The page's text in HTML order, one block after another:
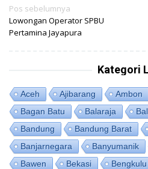
Navigasi
pos
Pos sebelumnya
Lowongan Operator SPBU
Pertamina Jayapura
Kategori
Aceh Ajibarang Ambon
Bagan Batu
Balaraja
Bandung
Bandung Barat
Banjarnegara
Banyumanik
Bawen
Bekasi Bengkulu